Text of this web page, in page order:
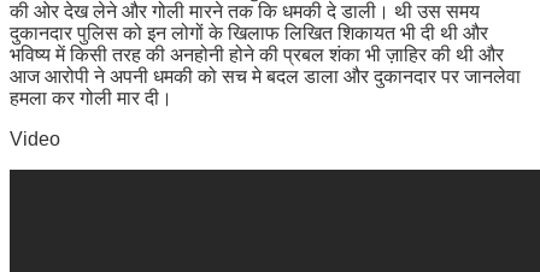
की ओर देख लेने और गोली मारने तक कि धमकी दे डाली। थी उस समय
दुकानदार पुलिस को इन लोगों के खिलाफ लिखित शिकायत भी दी थी और
भविष्य में किसी तरह की अनहोनी होने की प्रबल शंका भी ज़ाहिर की थी और
आज आरोपी ने अपनी धमकी को सच मे बदल डाला और दुकानदार पर जानलेवा
हमला कर गोली मार दी।
Video